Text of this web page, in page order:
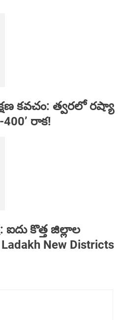
కవచం: త్వరలో రష్యా
రాక!
కొత్త జిల్లాల
New Districts